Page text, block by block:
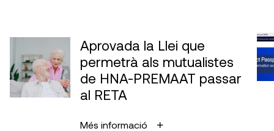
Aprovada la Llei que
permetrà als mutualistes
de HNA-PREMAAT passar
al RETA
Més informació